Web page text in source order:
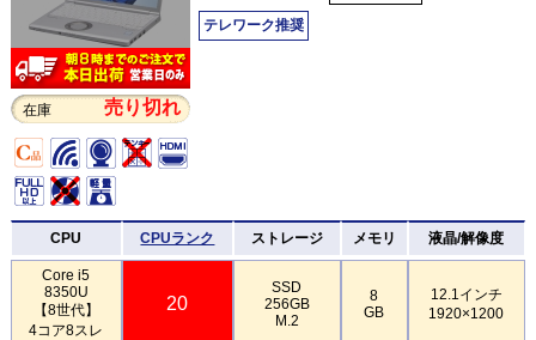
在庫 売り切れ
テレワーク推奨
CPU CPUランク ストレージ メモリ 液晶/解像度
Core i5
8350U
【8世代】
4コア8スレ
20
SSD
256GB
M.2
8
GB
12.1インチ
1920×1200